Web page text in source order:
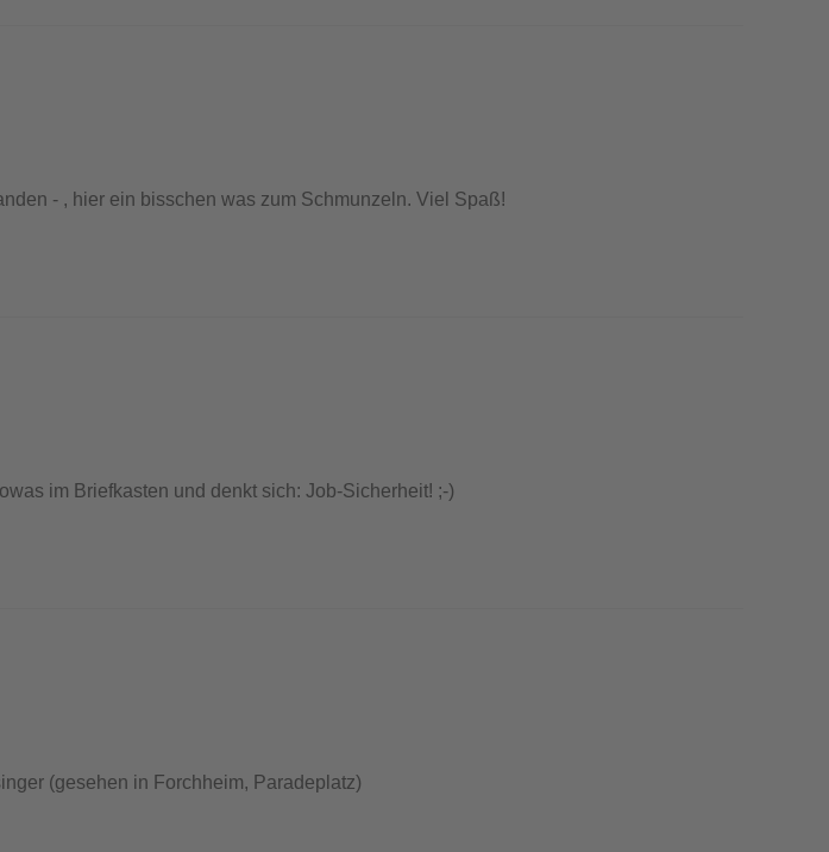
- , hier ein bisschen was zum Schmunzeln. Viel Spaß!
im Briefkasten und denkt sich: Job-Sicherheit! ;-)
(gesehen in Forchheim, Paradeplatz)